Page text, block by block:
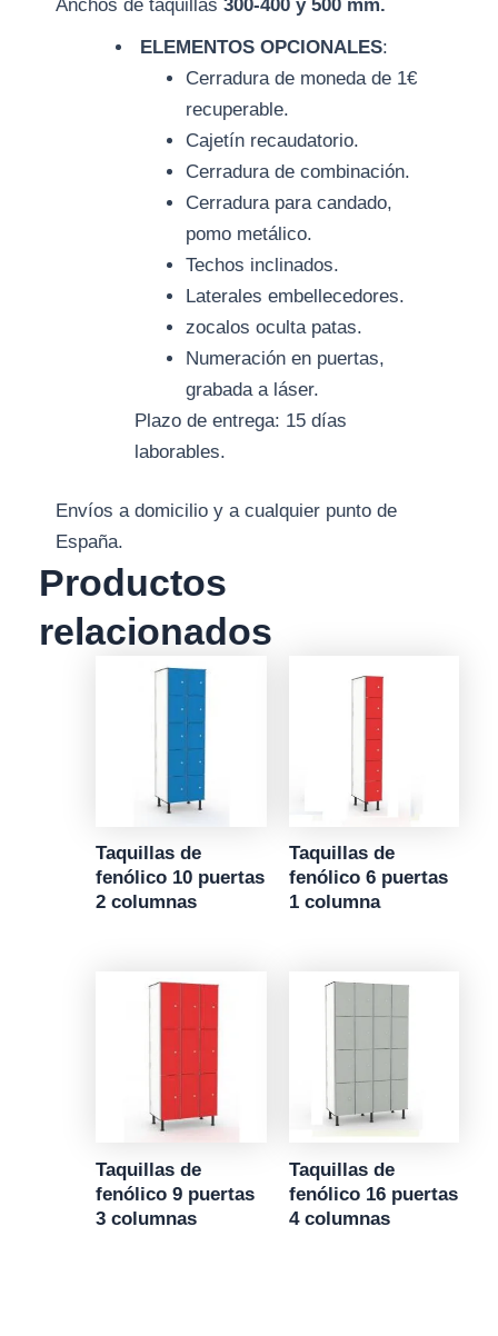
Anchos de taquillas 300-400 y 500 mm.
ELEMENTOS OPCIONALES:
Cerradura de moneda de 1€
recuperable.
Cajetín recaudatorio.
Cerradura de combinación.
Cerradura para candado,
pomo metálico.
Techos inclinados.
Laterales embellecedores.
zocalos oculta patas.
Numeración en puertas,
grabada a láser.
Plazo de entrega: 15 días
laborables.
Envíos a domicilio y a cualquier punto de
España.
Productos
relacionados
Taquillas de
fenólico 10 puertas
2 columnas
Taquillas de
fenólico 6 puertas
1 columna
Taquillas de
fenólico 9 puertas
3 columnas
Taquillas de
fenólico 16 puertas
4 columnas